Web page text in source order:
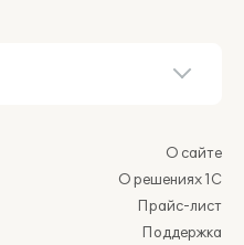
О сайте
О решениях 1С
Прайс-лист
Поддержка